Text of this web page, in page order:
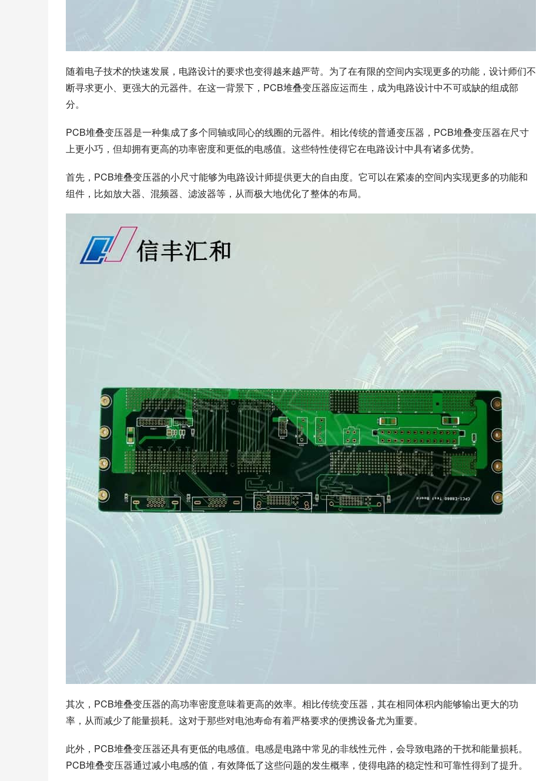
随着电子技术的快速发展，电路设计的要求也变得越来越严苛。为了在有限的空间内实现更多的功能，设计师们不
断寻求更小、更强大的元器件。在这一背景下，PCB堆叠变压器应运而生，成为电路设计中不可或缺的组成部
分。
PCB堆叠变压器是一种集成了多个同轴或同心的线圈的元器件。相比传统的普通变压器，PCB堆叠变压器在尺寸
上更小巧，但却拥有更高的功率密度和更低的电感值。这些特性使得它在电路设计中具有诸多优势。
首先，PCB堆叠变压器的小尺寸能够为电路设计师提供更大的自由度。它可以在紧凑的空间内实现更多的功能和
组件，比如放大器、混频器、滤波器等，从而极大地优化了整体的布局。
其次，PCB堆叠变压器的高功率密度意味着更高的效率。相比传统变压器，其在相同体积内能够输出更大的功
率，从而减少了能量损耗。这对于那些对电池寿命有着严格要求的便携设备尤为重要。
此外，PCB堆叠变压器还具有更低的电感值。电感是电路中常见的非线性元件，会导致电路的干扰和能量损耗。
PCB堆叠变压器通过减小电感的值，有效降低了这些问题的发生概率，使得电路的稳定性和可靠性得到了提升。